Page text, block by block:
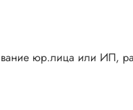
юр.лица или ИП,